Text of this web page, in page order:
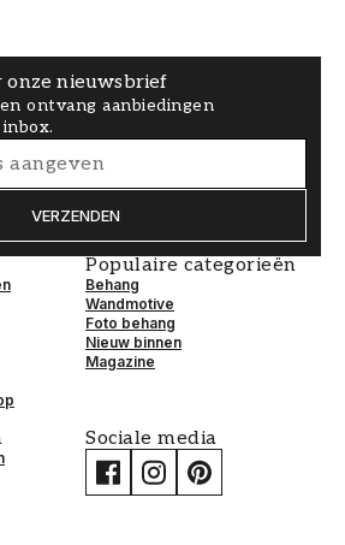
onze nieuwsbrief
ontvang aanbiedingen
VERZENDEN
Populaire categorieën
Behang
Wandmotive
Foto behang
Nieuw binnen
Magazine
Sociale media